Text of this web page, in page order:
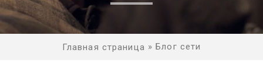
Главная страница »Блог сети